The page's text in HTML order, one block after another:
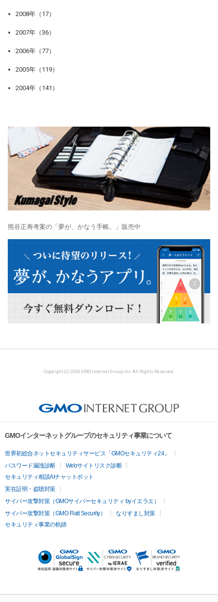
2008年（17）
2007年（36）
2006年（77）
2005年（119）
2004年（141）
熊谷正寿考案の「夢が、かなう手帳。」販売中
Copyright (c) 2026 GMO Internet Group, Inc. All Rights Reserved.
GMOインターネットグループのセキュリティ事業について
世界初総合ネットセキュリティサービス「GMOセキュリティ24」
パスワード漏洩診断
Webサイトリスク診断
セキュリティ相談AIチャットボット
実在証明・盗聴対策
サイバー攻撃対策（GMOサイバーセキュリティ byイエラエ）
サイバー攻撃対策（GMO Flatt Security）
なりすまし対策
セキュリティ事業の軌跡